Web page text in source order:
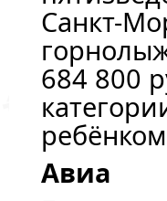
Санкт-
684 800
Авиа